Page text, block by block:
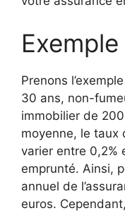
Prenons
30 ans, non-
immobilier de
moyenne, le taux
varier entre 0,2%
emprunté. Ainsi,
annuel de
euros.